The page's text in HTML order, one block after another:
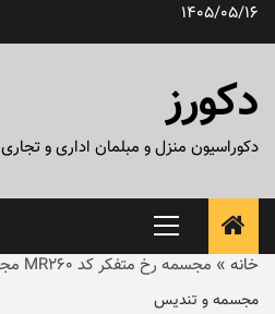
پرش1405/05/16
دکورز
دکوراسیون منزل و مبلمان اداری و تجاری
منوی
اصلی
خانه » مجسمه رخ متفکر کد MR260 مجموعه ۳ عددی
مجسمه و تندیس